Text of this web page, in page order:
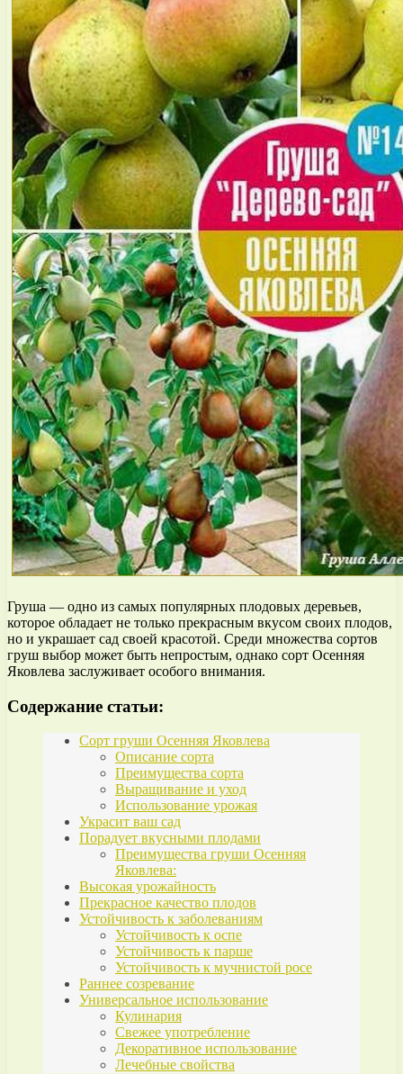
Груша — одно из самых популярных плодовых деревьев,
которое обладает не только прекрасным вкусом своих плодов,
но и украшает сад своей красотой. Среди множества сортов
груш выбор может быть непростым, однако сорт Осенняя
Яковлева заслуживает особого внимания.
Содержание статьи:
Сорт груши Осенняя Яковлева
Описание сорта
Преимущества сорта
Выращивание и уход
Использование урожая
Украсит ваш сад
Порадует вкусными плодами
Преимущества груши Осенняя
Яковлева:
Высокая урожайность
Прекрасное качество плодов
Устойчивость к заболеваниям
Устойчивость к оспе
Устойчивость к парше
Устойчивость к мучнистой росе
Раннее созревание
Универсальное использование
Кулинария
Свежее употребление
Декоративное использование
Лечебные свойства